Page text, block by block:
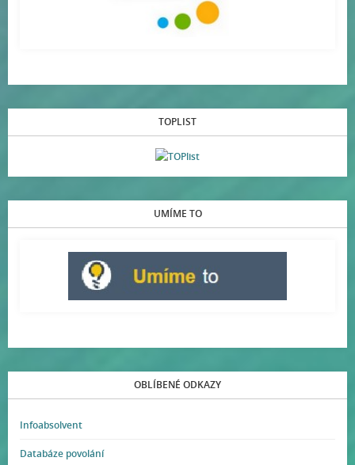
TOPLIST
UMÍME TO
OBLÍBENÉ ODKAZY
Infoabsolvent
Databáze povolání